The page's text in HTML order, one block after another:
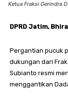
Ketua Fraksi Gerindra
DPRD Jatim,
Pergantian pucuk
dukungan dari
Subianto resmi
menggantikan